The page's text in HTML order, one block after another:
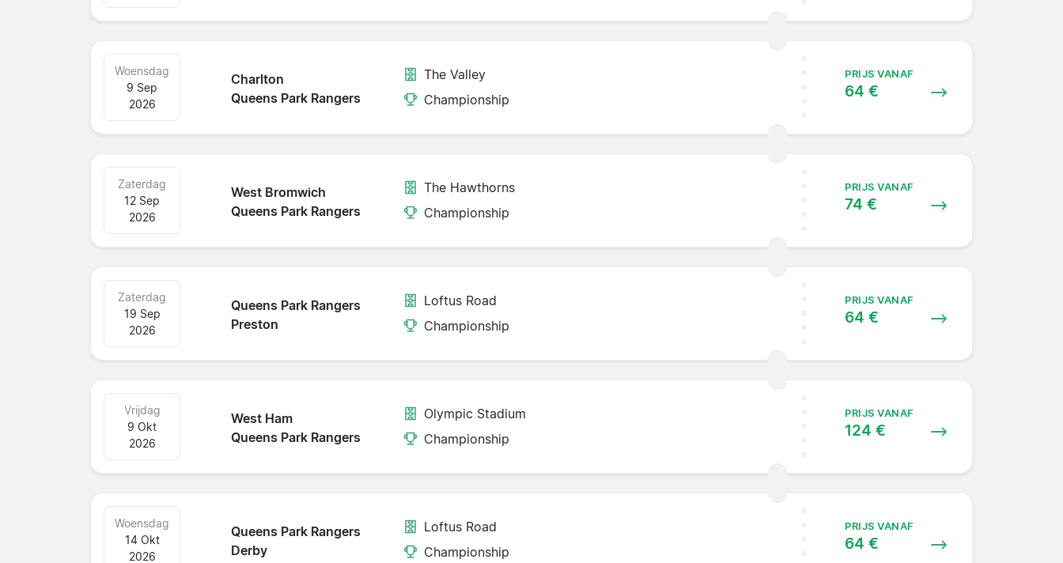
Charlton
Queens Park Rangers
Woensdag
9 Sep
2026
The Valley
Championship
PRIJS VANAF
64 €
West Bromwich
Queens Park Rangers
Zaterdag
12 Sep
2026
The Hawthorns
Championship
PRIJS VANAF
74 €
Queens Park Rangers
Preston
Zaterdag
19 Sep
2026
Loftus Road
Championship
PRIJS VANAF
64 €
West Ham
Queens Park Rangers
Vrijdag
9 Okt
2026
Olympic Stadium
Championship
PRIJS VANAF
124 €
Queens Park Rangers
Derby
Woensdag
14 Okt
2026
Loftus Road
Championship
PRIJS VANAF
64 €